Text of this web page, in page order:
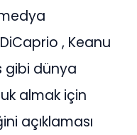
, Keanu
gibi dünya
almak için
açıklaması